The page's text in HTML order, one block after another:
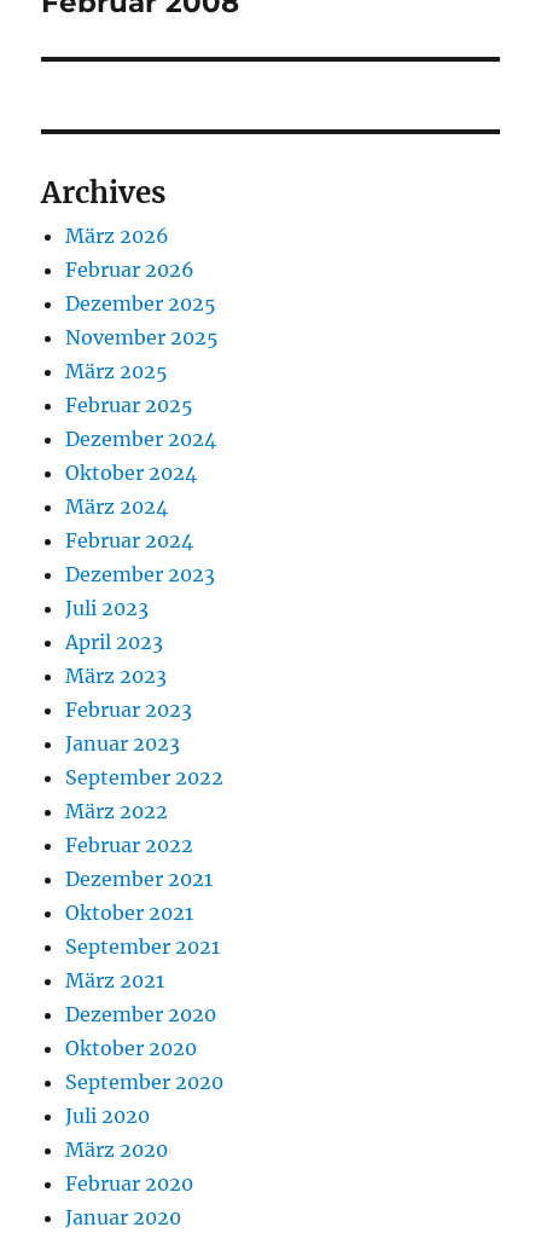
Archives
März 2026
Februar 2026
Dezember 2025
November 2025
März 2025
Februar 2025
Dezember 2024
Oktober 2024
März 2024
Februar 2024
Dezember 2023
Juli 2023
April 2023
März 2023
Februar 2023
Januar 2023
September 2022
März 2022
Februar 2022
Dezember 2021
Oktober 2021
September 2021
März 2021
Dezember 2020
Oktober 2020
September 2020
Juli 2020
März 2020
Februar 2020
Januar 2020